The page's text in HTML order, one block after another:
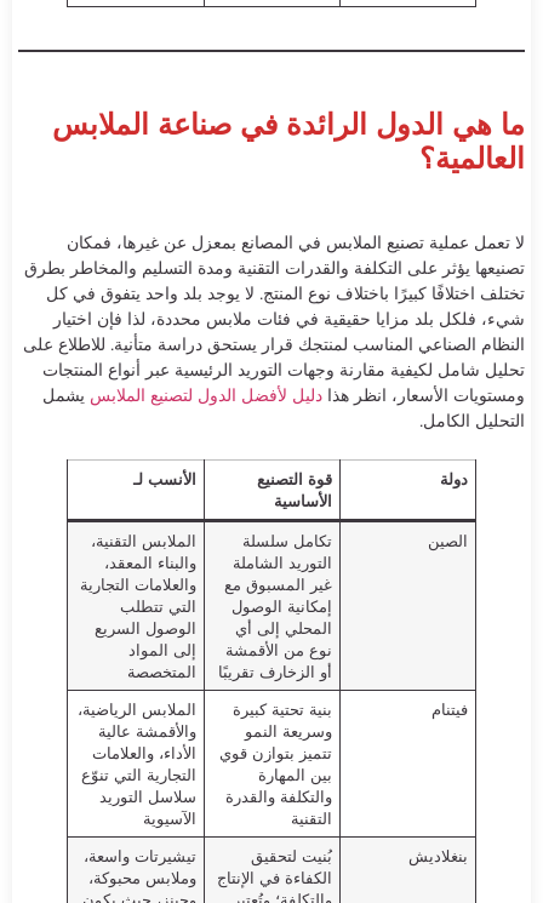
ما هي الدول الرائدة في صناعة الملابس
العالمية؟
لا تعمل عملية تصنيع الملابس في المصانع بمعزل عن غيرها، فمكان
تصنيعها يؤثر على التكلفة والقدرات التقنية ومدة التسليم والمخاطر بطرق
تختلف اختلافًا كبيرًا باختلاف نوع المنتج. لا يوجد بلد واحد يتفوق في كل
شيء، فلكل بلد مزايا حقيقية في فئات ملابس محددة، لذا فإن اختيار
النظام الصناعي المناسب لمنتجك قرار يستحق دراسة متأنية. للاطلاع على
تحليل شامل لكيفية مقارنة وجهات التوريد الرئيسية عبر أنواع المنتجات
ومستويات الأسعار، انظر هذا دليل لأفضل الدول لتصنيع الملابس يشمل
التحليل الكامل.
دولة
قوة التصنيع
الأساسية
الأنسب لـ
الصين
تكامل سلسلة
التوريد الشاملة
غير المسبوق مع
إمكانية الوصول
المحلي إلى أي
نوع من الأقمشة
أو الزخارف تقريبًا
الملابس التقنية،
والبناء المعقد،
والعلامات التجارية
التي تتطلب
الوصول السريع
إلى المواد
المتخصصة
فيتنام
بنية تحتية كبيرة
وسريعة النمو
تتميز بتوازن قوي
بين المهارة
والتكلفة والقدرة
التقنية
الملابس الرياضية،
والأقمشة عالية
الأداء، والعلامات
التجارية التي تنوّع
سلاسل التوريد
الآسيوية
بنغلاديش
بُنيت لتحقيق
الكفاءة في الإنتاج
تيشيرتات واسعة،
وملابس محبوكة،